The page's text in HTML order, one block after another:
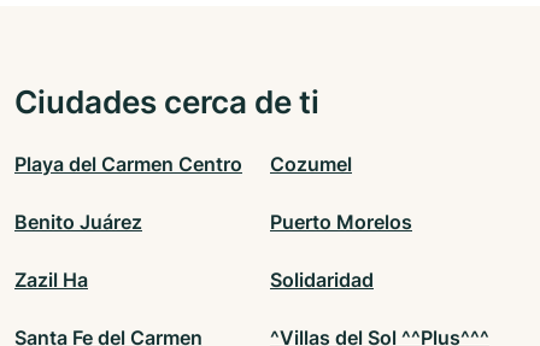
Ciudades cerca de ti
Playa del Carmen Centro Cozumel
Benito Juárez Puerto Morelos
Zazil Ha Solidaridad
Santa Fe del Carmen ^Villas del Sol ^^Plus^^^